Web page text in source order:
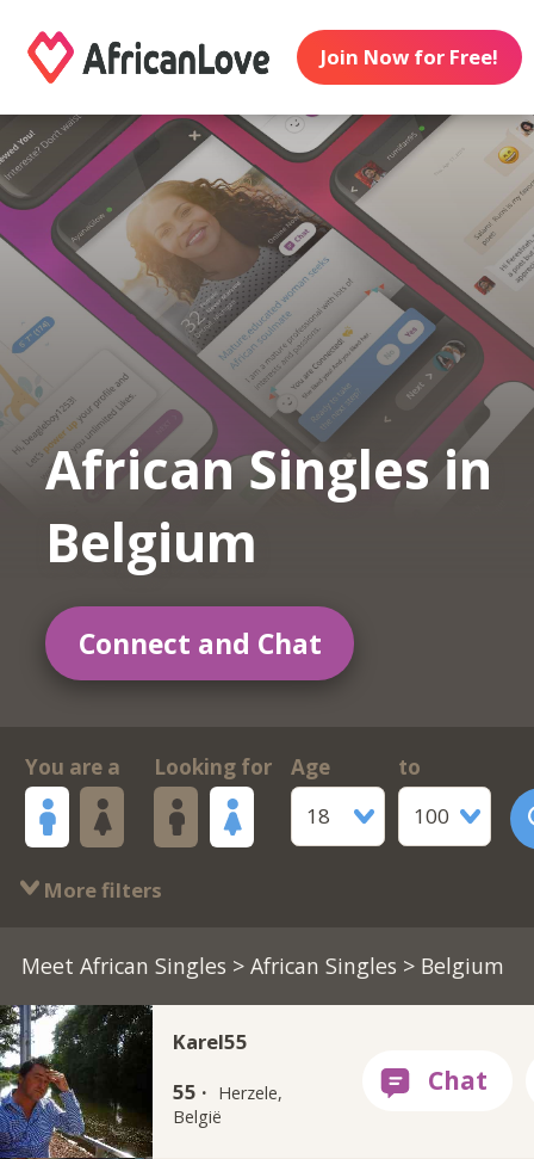
Join Now for Free!
African Singles in
Belgium
Connect and Chat
You are a Looking for
Age
18
to
100
More filters
Meet African Singles > African Singles > Belgium
Karel55
55 · Herzele,
België